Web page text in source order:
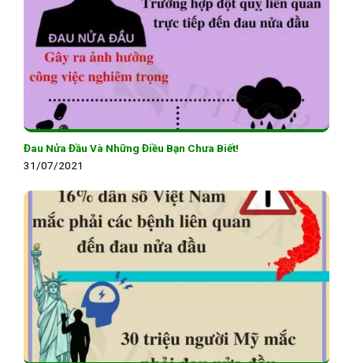
Đau Nửa Đầu Và Những Điều Bạn Chưa Biết!
31/07/2021